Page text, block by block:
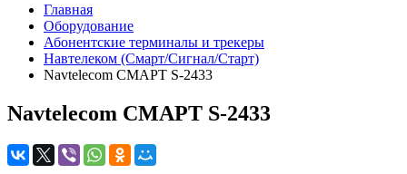
Главная
Оборудование
Абонентские терминалы и трекеры
Навтелеком (Смарт/Сигнал/Старт)
Navtelecom СМАРТ S-2433
Navtelecom СМАРТ S-2433